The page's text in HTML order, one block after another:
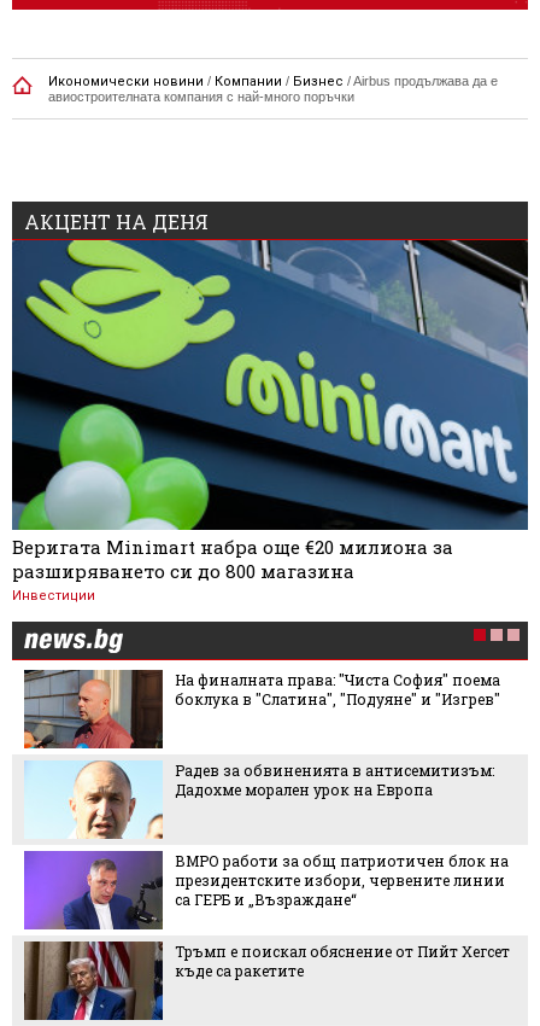
Икономически новини / Компании / Бизнес /Airbus продължава да е
авиостроителната компания с най-много поръчки
АКЦЕНТ НА ДЕНЯ
Веригата Minimart набра още €20 милиона за
разширяването си до 800 магазина
Инвестиции
На финалната права: "Чиста София" поема
боклука в "Слатина", "Подуяне" и "Изгрев"
Радев за обвиненията в антисемитизъм:
Дадохме морален урок на Европа
ВМРО работи за общ патриотичен блок на
президентските избори, червените линии
са ГЕРБ и „Възраждане“
Тръмп е поискал обяснение от Пийт Хегсет
къде са ракетите